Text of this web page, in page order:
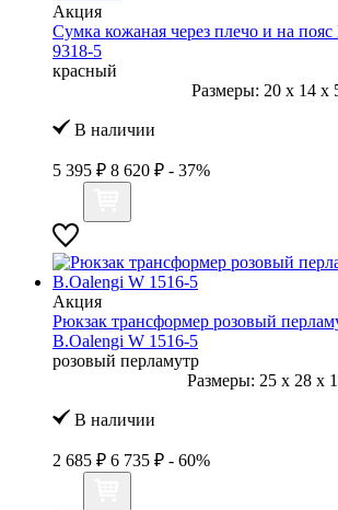
Акция
Сумка кожаная через плечо и на
9318-5
красный
Размеры: 20 x 14 x
В наличии
5 395 ₽ 8 620 ₽ - 37%
Акция
Рюкзак трансформер розовый
B.Oalengi W 1516-5
розовый перламутр
Размеры: 25 x 28 x
В наличии
2 685 ₽ 6 735 ₽ - 60%